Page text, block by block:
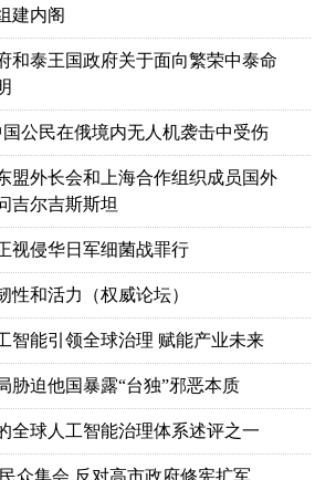
建内阁
和泰王国政府关于面向繁荣中泰命
公民在俄境内无人机袭击中受伤
盟外长会和上海合作组织成员国外
吉尔吉斯斯坦
视侵华日军细菌战罪行
性和活力（权威论坛）
智能引领全球治理 赋能产业未来
胁迫他国暴露“台独”邪恶本质
全球人工智能治理体系述评之一
众集会 反对高市政府修宪扩军